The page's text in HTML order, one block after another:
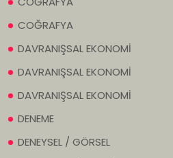
COĞRAFYA
DAVRANIŞSAL EKONOMİ
DAVRANIŞSAL EKONOMİ
DAVRANIŞSAL EKONOMİ
DENEME
DENEYSEL / GÖRSEL